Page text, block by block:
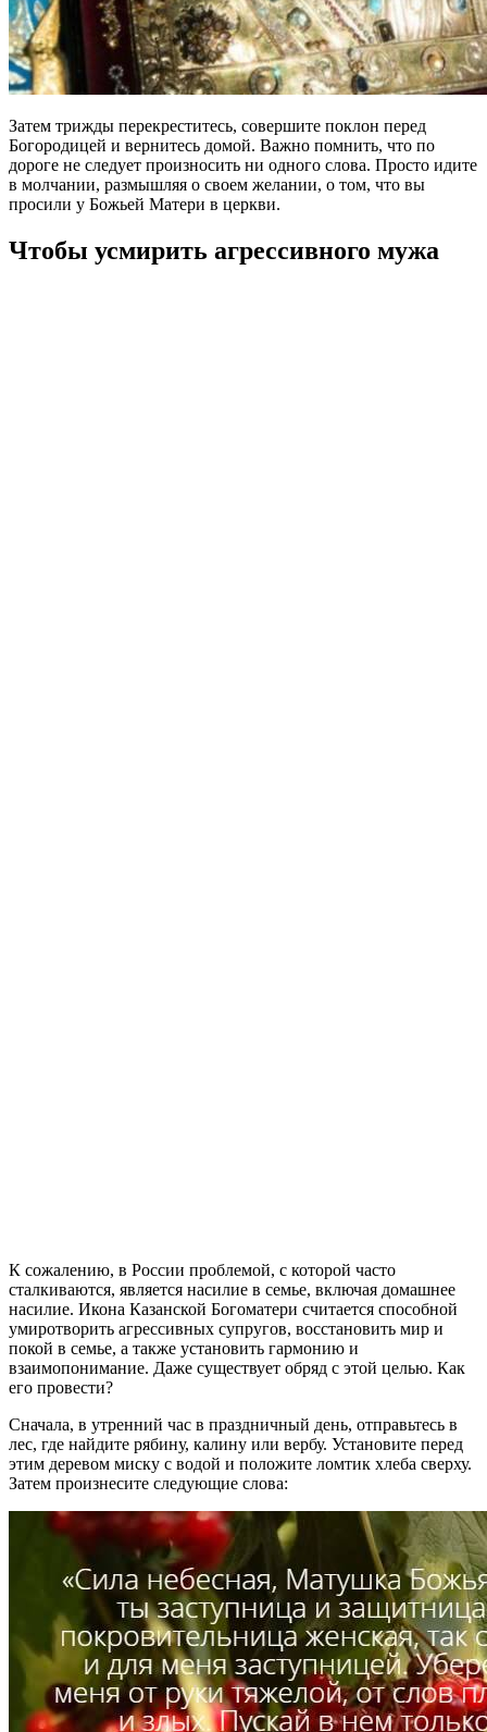
Затем трижды перекреститесь, совершите поклон перед
Богородицей и вернитесь домой. Важно помнить, что по
дороге не следует произносить ни одного слова. Просто идите
в молчании, размышляя о своем желании, о том, что вы
просили у Божьей Матери в церкви.
Чтобы усмирить агрессивного мужа
К сожалению, в России проблемой, с которой часто
сталкиваются, является насилие в семье, включая домашнее
насилие. Икона Казанской Богоматери считается способной
умиротворить агрессивных супругов, восстановить мир и
покой в семье, а также установить гармонию и
взаимопонимание. Даже существует обряд с этой целью. Как
его провести?
Сначала, в утренний час в праздничный день, отправьтесь в
лес, где найдите рябину, калину или вербу. Установите перед
этим деревом миску с водой и положите ломтик хлеба сверху.
Затем произнесите следующие слова: